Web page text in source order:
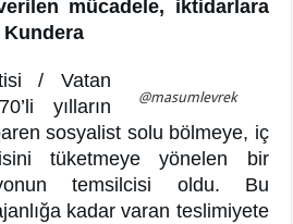
mücadele, iktidarlara
Kundera
@masumlevrek
/ Vatan
yılların
sosyalist solu bölmeye, iç
tüketmeye yönelen bir
temsilcisi oldu. Bu
kadar varan teslimiyete